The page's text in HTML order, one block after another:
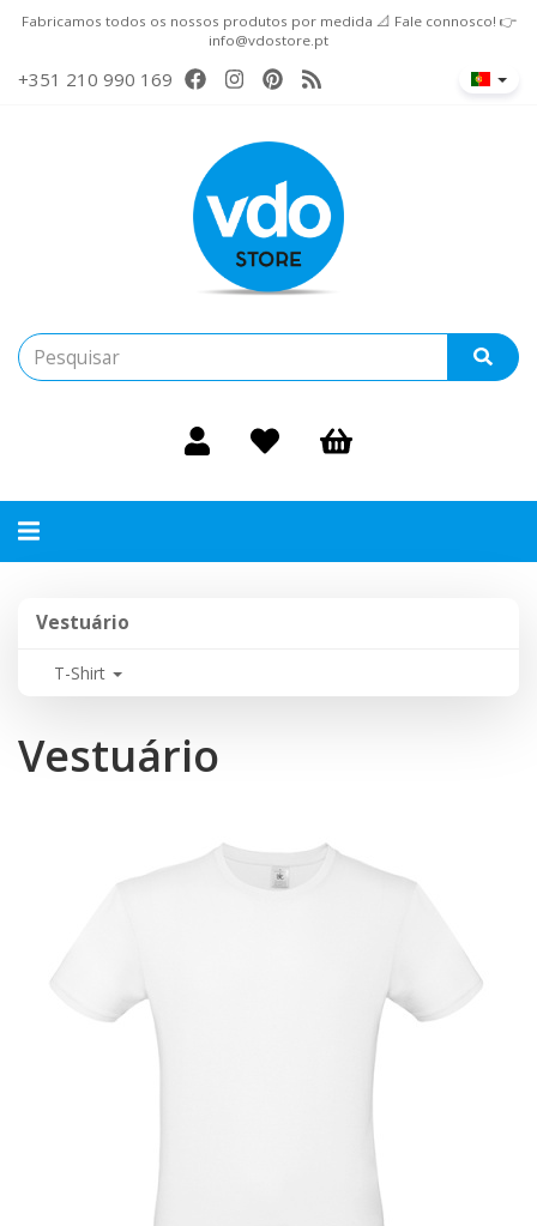
Fabricamos todos os nossos produtos por medida 📐 Fale connosco! 👉
info@vdostore.pt
+351 210 990 169
Alternar
Vestuário
T-Shirt
Vestuário